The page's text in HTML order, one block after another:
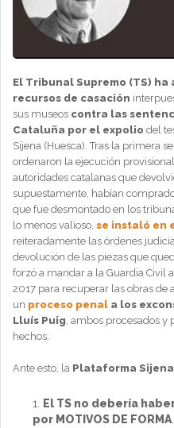
El Tribunal Supremo (TS)
recursos de casación
sus museos contra las
Cataluña por el expolio del
Sijena (Huesca). Tras la primera
ordenaron la ejecución
autoridades catalanas que
supuestamente, habían
que fue desmontado en los
lo menos valioso, se instaló en
reiteradamente las órdenes
devolución de las piezas que
forzó a mandar a la Guardia Civil
2017 para recuperar las obras de
un proceso penal a los
Lluís Puig, ambos procesados y
hechos.
Ante esto, la Plataforma
El TS no debería
por MOTIVOS DE FORMA